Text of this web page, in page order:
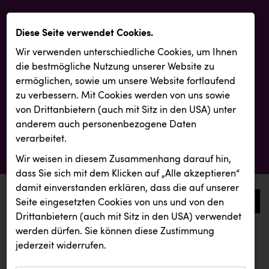
0
aktuelle aussendungen
aktuelle aussendungen
Diese Seite verwendet Cookies.
Wir verwenden unterschiedliche Cookies, um Ihnen
die best­mögliche Nutzung unserer Website zu
ermöglichen, sowie um unsere Website fortlaufend
zu verbessern. Mit Cookies werden von uns sowie
von Drittanbietern (auch mit Sitz in den USA) unter
anderem auch personenbezogene Daten
verarbeitet.
Wir weisen in diesem Zusammenhang darauf hin,
dass Sie sich mit dem Klicken auf „Alle akzeptieren“
damit ein­ver­standen erklären, dass die auf unserer
Seite eingesetzten Cookies von uns und von den
Drittanbietern (auch mit Sitz in den USA) verwendet
werden dürfen. Sie können diese Zustimmung
jederzeit widerrufen.